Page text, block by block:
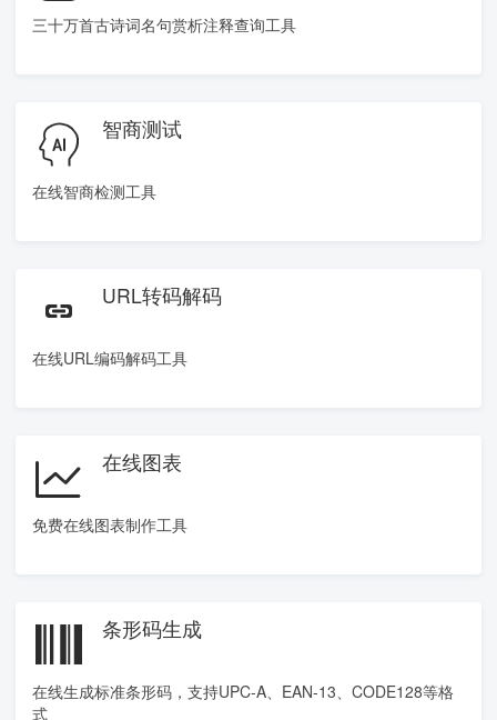
三十万首古诗词名句赏析注释查询工具
智商测试
在线智商检测工具
URL转码解码
在线URL编码解码工具
在线图表
免费在线图表制作工具
条形码生成
在线生成标准条形码，支持UPC-A、EAN-13、CODE128等格
式